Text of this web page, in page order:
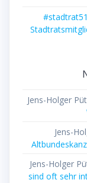
Jens-Holger
Jens-
Jens-Holger
sind oft sehr